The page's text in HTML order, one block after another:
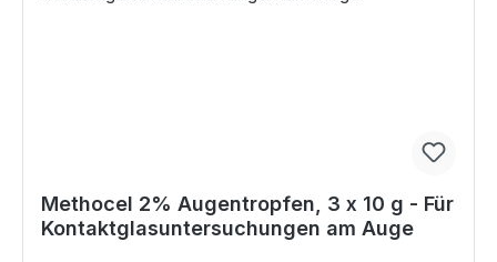
Methocel 2% Augentropfen, 3 x 10 g - Für
Kontaktglasuntersuchungen am Auge